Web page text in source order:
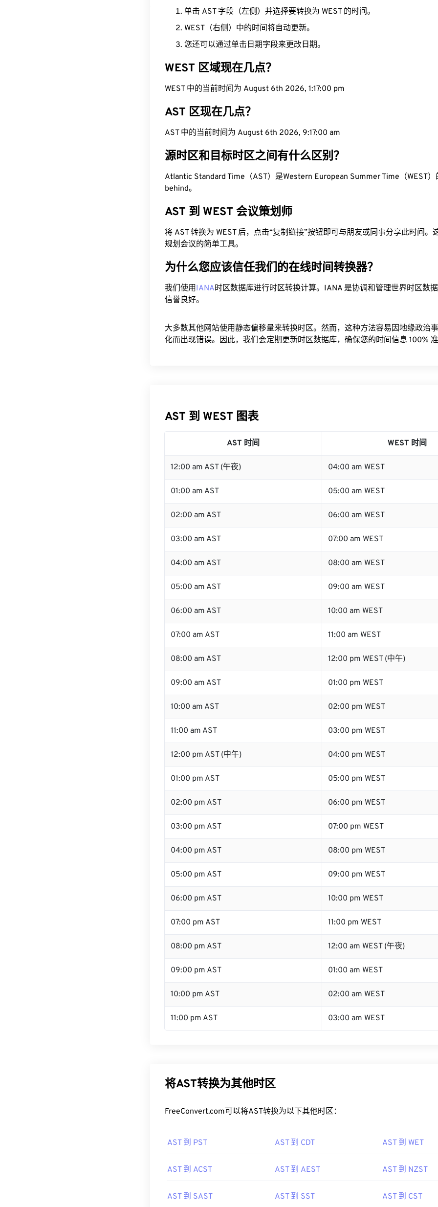
单击 AST 字段（左侧）并选择要转换为 WEST 的时间。
WEST（右侧）中的时间将自动更新。
您还可以通过单击日期字段来更改日期。
WEST 区域现在几点？
WEST 中的当前时间为 August 6th 2026, 1:17:01 pm
AST 区现在几点？
AST 中的当前时间为 August 6th 2026, 9:17:01 am
源时区和目标时区之间有什么区别？
Atlantic Standard Time（AST）是Western European Summer Time（WEST
behind。
AST 到 WEST 会议策划师
将 AST 转换为 WEST 后，点击“复制链接”按钮即可与朋友或同事分享此时间。
规划会议的简单工具。
为什么您应该信任我们的在线时间转换器？
我们使用IANA时区数据库进行时区转换计算。IANA 是协调和管理世界时区数
信誉良好。
大多数其他网站使用静态偏移量来转换时区。然而，这种方法容易因地缘政治
化而出现错误。因此，我们会定期更新时区数据库，确保您的时间信息 100%
AST 到 WEST 图表
AST 时间 WEST 时间
12:00 am AST (午夜) 04:00 am WEST
01:00 am AST 05:00 am WEST
02:00 am AST 06:00 am WEST
03:00 am AST 07:00 am WEST
04:00 am AST 08:00 am WEST
05:00 am AST 09:00 am WEST
06:00 am AST 10:00 am WEST
07:00 am AST 11:00 am WEST
08:00 am AST 12:00 pm WEST (中午)
09:00 am AST 01:00 pm WEST
10:00 am AST 02:00 pm WEST
11:00 am AST 03:00 pm WEST
12:00 pm AST (中午) 04:00 pm WEST
01:00 pm AST 05:00 pm WEST
02:00 pm AST 06:00 pm WEST
03:00 pm AST 07:00 pm WEST
04:00 pm AST 08:00 pm WEST
05:00 pm AST 09:00 pm WEST
06:00 pm AST 10:00 pm WEST
07:00 pm AST 11:00 pm WEST
08:00 pm AST 12:00 am WEST (午夜)
09:00 pm AST 01:00 am WEST
10:00 pm AST 02:00 am WEST
11:00 pm AST 03:00 am WEST
将AST转换为其他时区
FreeConvert.com可以将AST转换为以下其他时区：
AST 到 PST AST 到 CDT AST 到 WET
AST 到 ACST AST 到 AEST AST 到 NZST
AST 到 SAST AST 到 SST AST 到 CST